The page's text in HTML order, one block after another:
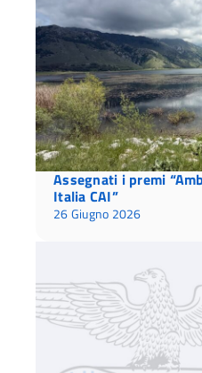
Assegnati i premi
Italia CAI”
26 Giugno 2026